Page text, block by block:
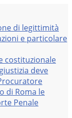
di legittimità
e particolare
costituzionale
deve
di Roma le
Penale